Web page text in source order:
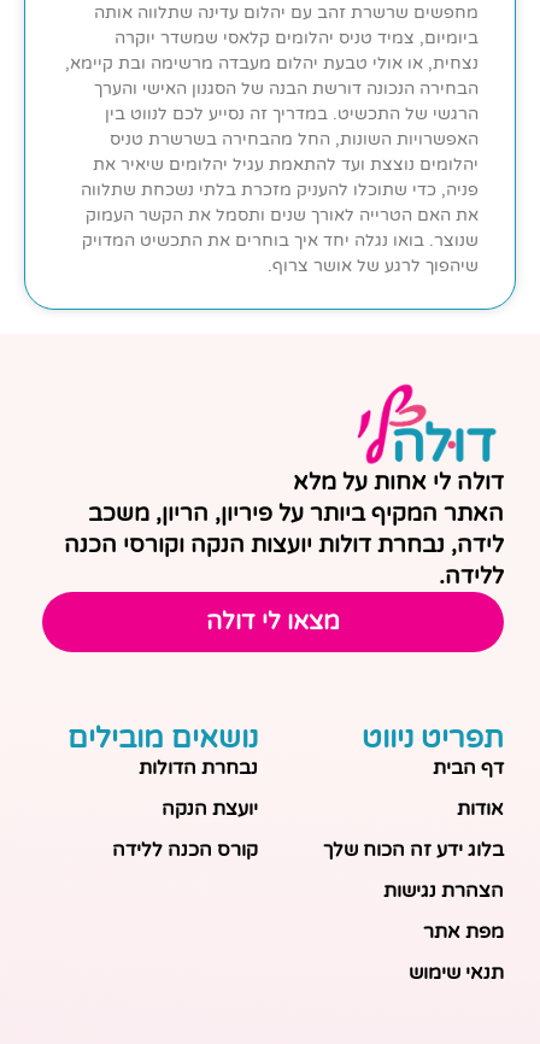
מחפשים שרשרת זהב עם יהלום עדינה שתלווה אותה
ביומיום, צמיד טניס יהלומים קלאסי שמשדר יוקרה
נצחית, או אולי טבעת יהלום מעבדה מרשימה ובת קיימא,
הבחירה הנכונה דורשת הבנה של הסגנון האישי והערך
הרגשי של התכשיט. במדריך זה נסייע לכם לנווט בין
האפשרויות השונות, החל מהבחירה בשרשרת טניס
יהלומים נוצצת ועד להתאמת עגיל יהלומים שיאיר את
פניה, כדי שתוכלו להעניק מזכרת בלתי נשכחת שתלווה
את האם הטרייה לאורך שנים ותסמל את הקשר העמוק
שנוצר. בואו נגלה יחד איך בוחרים את התכשיט המדויק
שיהפוך לרגע של אושר צרוף.
דולה לי אחות על מלא
האתר המקיף ביותר על פיריון, הריון, משכב
לידה, נבחרת דולות יועצות הנקה וקורסי הכנה
ללידה.
מצאו לי דולה
תפריט ניווט
דף הבית
אודות
בלוג ידע זה הכוח שלך
הצהרת נגישות
מפת אתר
תנאי שימוש
נושאים מובילים
נבחרת הדולות
יועצת הנקה
קורס הכנה ללידה